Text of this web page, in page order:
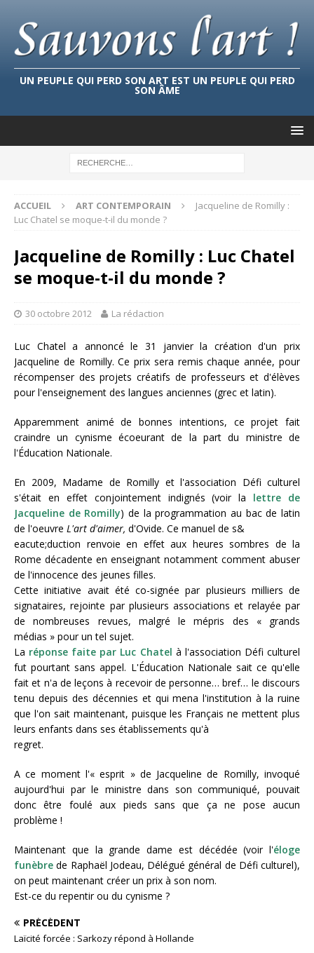
UN PEUPLE QUI PERD SON ART EST UN PEUPLE QUI PERD
SON ÂME
ACCUEIL ART CONTEMPORAIN
Jacqueline de Romilly :
Luc Chatel se moque-t-il du monde ?
Jacqueline de Romilly : Luc Chatel
se moque-t-il du monde ?
30 octobre 2012 La rédaction
Luc Chatel a annoncé le 31 janvier la création d'un prix
Jacqueline de Romilly. Ce prix sera remis chaque année, pour
récompenser des projets créatifs de professeurs et d'élèves
pour l'enseignement des langues anciennes (grec et latin).
Apparemment animé de bonnes intentions, ce projet fait
craindre un cynisme écoeurant de la part du ministre de
l'Éducation Nationale.
En 2009, Madame de Romilly et l'association Défi culturel
s'était en effet conjointement indignés (voir la lettre de
Jacqueline de Romilly) de la programmation au bac de latin
de l'oeuvre L'art d'aimer, d'Ovide. Ce manuel de s&
eacute;duction renvoie en effet aux heures sombres de la
Rome décadente en enseignant notamment comment abuser
de l'innocence des jeunes filles.
Cette initiative avait été co-signée par plusieurs milliers de
signataires, rejointe par plusieurs associations et relayée par
de nombreuses revues, malgré le mépris des « grands
médias » pour un tel sujet.
La réponse faite par Luc Chatel à l'association Défi culturel
fut pourtant sans appel. L'Éducation Nationale sait ce qu'elle
fait et n'a de leçons à recevoir de personne… bref… le discours
tenu depuis des décennies et qui mena l'institution à la ruine
que l'on sait maintenant, puisque les Français ne mettent plus
leurs enfants dans ses établissements qu'à
regret.
A ce moment l'« esprit » de Jacqueline de Romilly, invoqué
aujourd'hui par le ministre dans son communiqué, pouvait
donc être foulé aux pieds sans que ça ne pose aucun
problème !
Maintenant que la grande dame est décédée (voir l'éloge
funèbre de Raphaël Jodeau, Délégué général de Défi culturel),
on peut maintenant créer un prix à son nom.
Est-ce du repentir ou du cynisme ?
PRÉCÉDENT
Laïcité forcée : Sarkozy répond à Hollande